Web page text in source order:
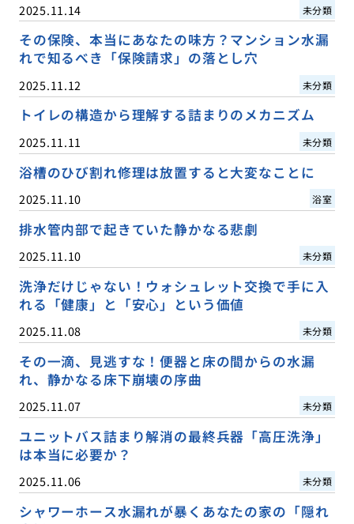
2025.11.14 未分類
その保険、本当にあなたの味方？マンション水漏
れで知るべき「保険請求」の落とし穴
2025.11.12 未分類
トイレの構造から理解する詰まりのメカニズム
2025.11.11 未分類
浴槽のひび割れ修理は放置すると大変なことに
2025.11.10 浴室
排水管内部で起きていた静かなる悲劇
2025.11.10 未分類
洗浄だけじゃない！ウォシュレット交換で手に入
れる「健康」と「安心」という価値
2025.11.08 未分類
その一滴、見逃すな！便器と床の間からの水漏
れ、静かなる床下崩壊の序曲
2025.11.07 未分類
ユニットバス詰まり解消の最終兵器「高圧洗浄」
は本当に必要か？
2025.11.06 未分類
シャワーホース水漏れが暴くあなたの家の「隠れ